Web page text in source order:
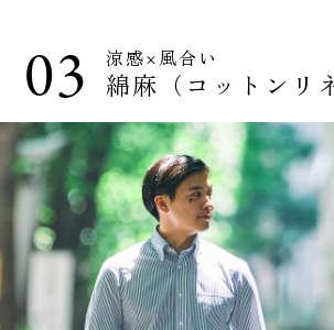
03 涼感×風合い
綿麻（コットンリ